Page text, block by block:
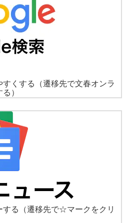
すくする
（遷移先で文春オンラ
）
する
（遷移先で☆マークをクリ